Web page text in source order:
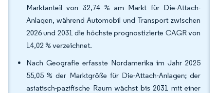
Marktanteil von 32,74 % am Markt für Die-Attach-
Anlagen, während Automobil und Transport zwischen
2026 und 2031 die höchste prognostizierte CAGR von
14,02 % verzeichnet.
Nach Geografie erfasste Nordamerika im Jahr 2025
55,05 % der Marktgröße für Die-Attach-Anlagen; der
asiatisch-pazifische Raum wächst bis 2031 mit einer